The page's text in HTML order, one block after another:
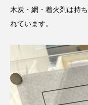
木炭・網・着火剤は持
れています。